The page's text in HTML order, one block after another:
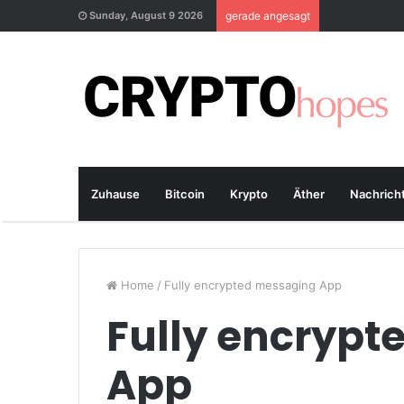
Sunday, August 9 2026 gerade angesagt
Zuhause Bitcoin Krypto Äther
Home / Fully encrypted messaging App
Fully
App